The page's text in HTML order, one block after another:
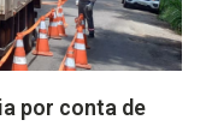
por conta de